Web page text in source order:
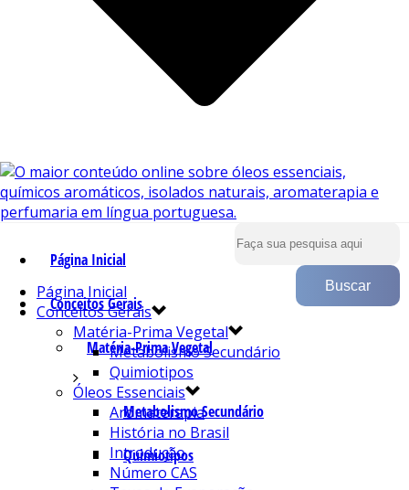
Página Inicial
Conceitos Gerais
Matéria-Prima Vegetal
Metabolismo Secundário
Quimiotipos
Página Inicial
Conceitos Gerais
Matéria-Prima Vegetal
Metabolismo Secundário
Quimiotipos
Óleos Essenciais
Aromaterapia
História no Brasil
Introdução
Número CAS